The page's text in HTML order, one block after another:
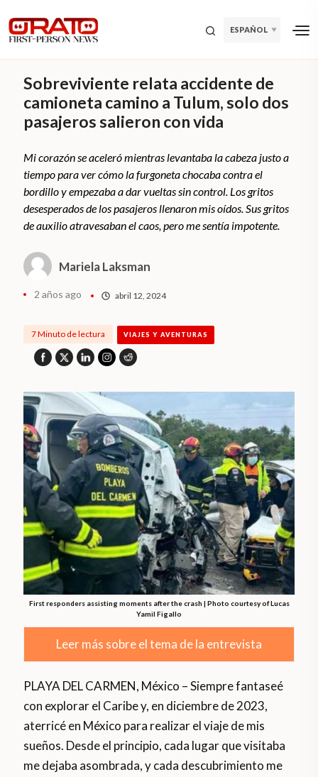
ESPAÑOL
Sobreviviente relata accidente de
camioneta camino a Tulum, solo dos
pasajeros salieron con vida
Mi corazón se aceleró mientras levantaba la cabeza justo a
tiempo para ver cómo la furgoneta chocaba contra el
bordillo y empezaba a dar vueltas sin control. Los gritos
desesperados de los pasajeros llenaron mis oídos. Sus gritos
de auxilio atravesaban el caos, pero me sentía impotente.
Mariela Laksman
2 años ago abril 12, 2024
7 Minuto de lectura VIAJES Y AVENTURAS
First responders assisting moments after the crash | Photo courtesy of Lucas
Yamil Figallo
Leer más sobre el tema de la entrevista
PLAYA DEL CARMEN, México – Siempre fantaseé
con explorar el Caribe y, en diciembre de 2023,
aterricé en México para realizar el viaje de mis
sueños. Desde el principio, cada lugar que visitaba
me dejaba asombrada, y cada descubrimiento me